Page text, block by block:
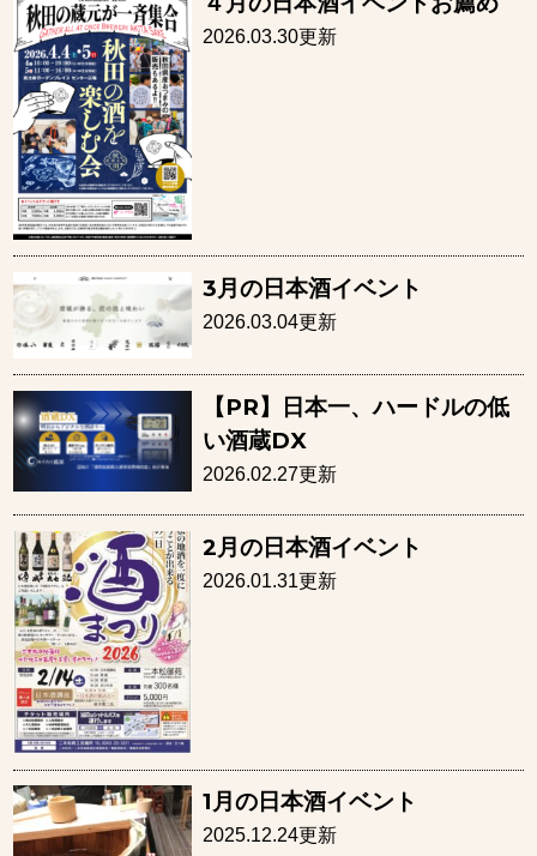
2026.03.30更新
3月の日本酒イベント
2026.03.04更新
【PR】日本一、ハードルの低
い酒蔵DX
2026.02.27更新
2月の日本酒イベント
2026.01.31更新
1月の日本酒イベント
2025.12.24更新